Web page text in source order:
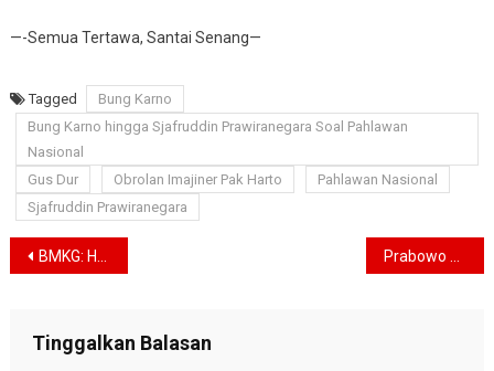
—-Semua Tertawa, Santai Senang—
Tagged
Bung Karno
Bung Karno hingga Sjafruddin Prawiranegara Soal Pahlawan
Nasional
Gus Dur
Obrolan Imajiner Pak Harto
Pahlawan Nasional
Sjafruddin Prawiranegara
Navigasi
BMKG: Hujan Ringan Guyur Jakarta Sepanjang Hari Ini, Waspadai Perubahan Cuaca!
Tinggalkan Balasan